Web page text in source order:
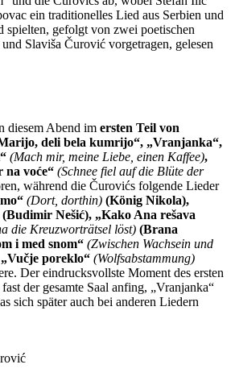
ein traditionelles Lied aus Serbien und
spielten, gefolgt von zwei poetischen
Slaviša Čurović vorgetragen, gelesen
diesem Abend im ersten Teil von
deli bela kumrijo“, „Vranjanka“,
(Mach mir, meine Liebe, einen Kaffee),
na voće“ (Schnee fiel auf die Blüte der
während die Čurovićs folgende Lieder
(Dort, dorthin) (König Nikola),
(Budimir Nešić), „Kako Ana rešava
die Kreuzworträtsel löst) (Brana
i med snom“ (Zwischen Wachsein und
poreklo“ (Wolfsabstammung)
Der eindrucksvollste Moment des ersten
der gesamte Saal anfing, „Vranjanka“
sich später auch bei anderen Liedern